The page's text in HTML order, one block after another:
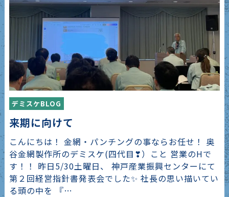
デミスケBLOG
来期に向けて
こんにちは！ 金網・パンチングの事ならお任せ！ 奥
谷金網製作所のデミスケ(四代目❣）こと 営業のHで
す！！ 昨日5/30土曜日、 神戸産業振興センターにて
第２回経営指針書発表会でした✨ 社長の思い描いてい
る頭の中を 『…